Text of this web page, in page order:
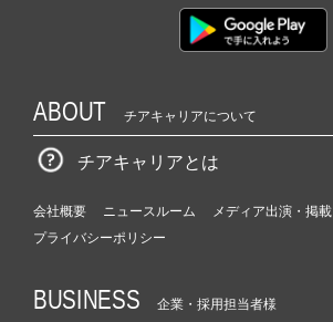
ABOUT チアキャリアについて
チアキャリアとは
会社概要 ニュースルーム
メディア出演・掲載
プライバシーポリシー
BUSINESS 企業・採用担当者様